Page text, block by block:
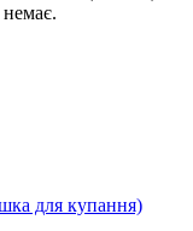
для купання)